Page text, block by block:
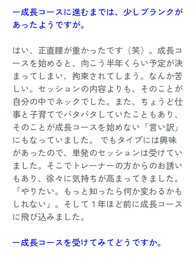
ー成長コースに進むまでは、少しブランクが
あったようですが。
はい、正直腰が重かったです（笑）。成長コ
ースを始めると、向こう半年くらい予定が決
まってしまい、拘束されてしまう。なんか苦
しい。セッションの内容よりも、そのことが
自分の中でネックでした。また、ちょうど仕
事と子育てでバタバタしていたこともあり、
そのことが成長コースを始めない「言い訳」
にもなっていました。 でもタイプには興味
があったので、単発のセッションは受けてい
ました。そこでトレーナーの方からのお誘い
もあり、徐々に気持ちが高まってきました。
「やりたい。もっと知ったら何か変わるかも
しれない」。そして１年ほど前に成長コース
に飛び込みました。
ー成長コースを受けてみてどうですか。